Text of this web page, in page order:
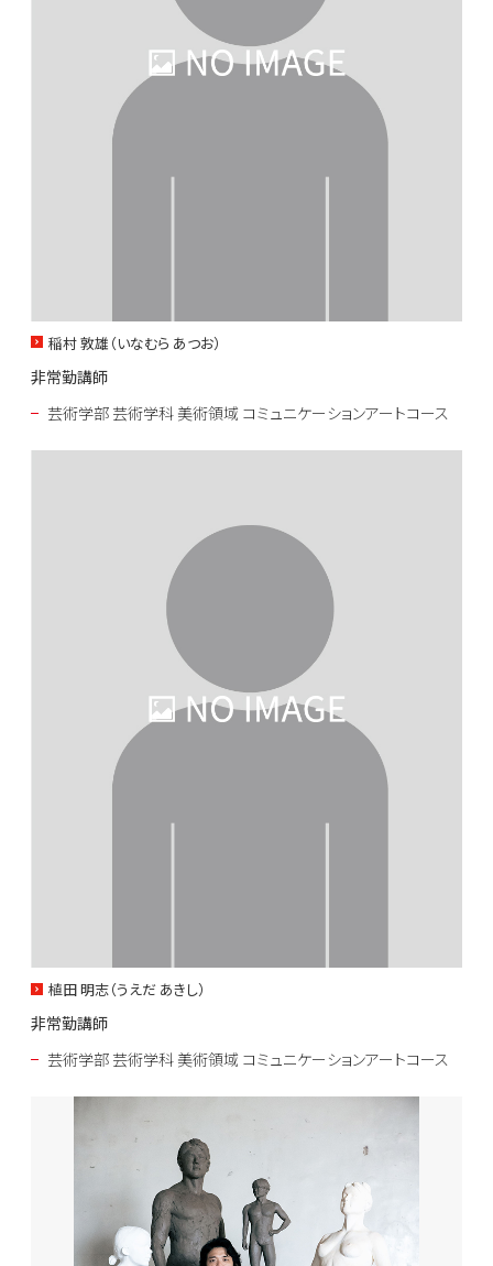
稲村 敦雄（いなむら あつお）
非常勤講師
芸術学部 芸術学科 美術領域 コミュニケーションアートコース
植田 明志（うえだ あきし）
非常勤講師
芸術学部 芸術学科 美術領域 コミュニケーションアートコース